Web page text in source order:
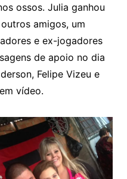
ossos. Julia ganhou
amigos, um
e ex-jogadores
de apoio no dia
Felipe Vizeu e
vídeo.